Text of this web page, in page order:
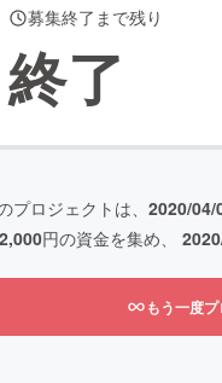
募集終了まで残り
終了
プロジェクトは、 2020/04/
円の資金を集め、
もう一度